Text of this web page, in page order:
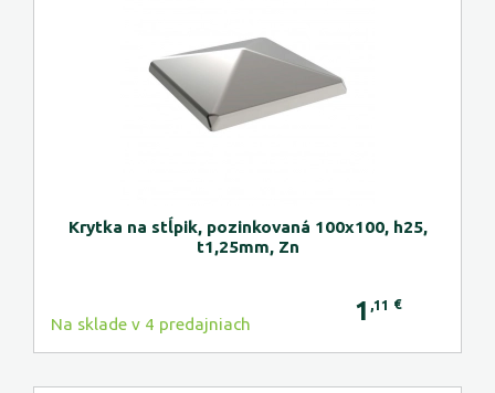
Krytka na stĺpik, pozinkovaná 100x100, h25,
t1,25mm, Zn
Na sklade v 4 predajniach 1 ,11 €